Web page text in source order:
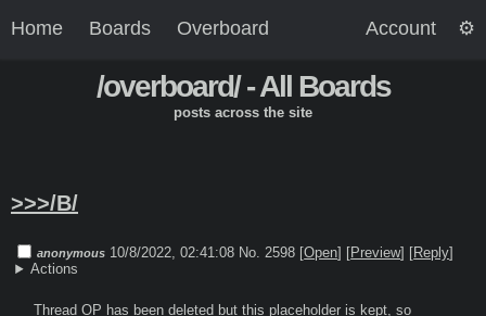
Home Boards Overboard Account
/overboard/ - All Boards
posts across the site
>>>/B/
anonymous 10/8/2022, 02:41:08 No. 2598 [Open] [Preview] [Reply]
Actions
Thread OP has been deleted but this placeholder is kept, so